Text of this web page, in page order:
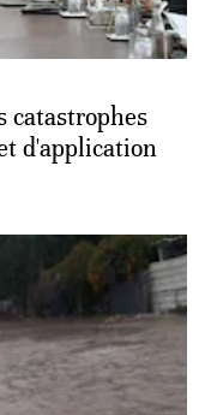
catastrophes
d'application